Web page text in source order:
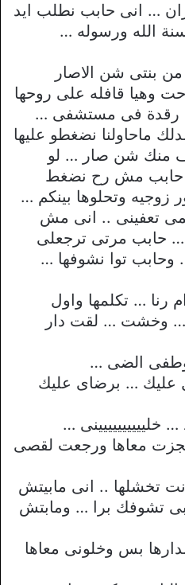
… انى حابب نطلب ايد
الله ورسوله …
بنتى شن الاصار
وهيا قافله على روحها
رقدة فى مستشفى …
ماحاولنا نضغطو عليها
منك شن صار … لو
مش رح نضغط
زوجيه وتحلوها بينكم …
تعفينى .. انى مش
حابب مرتى ترجعلى
وحابب توا نشوفها …
رنا … تكلمها واول
… وخشت … لقت دار
وطفى الضى …
عليك … برضاى عليك
…
معاها ورجعت لقصى
تخشلها .. انى مابيتش
تشوفك برا … ومابتش
بس وخلونى معاها